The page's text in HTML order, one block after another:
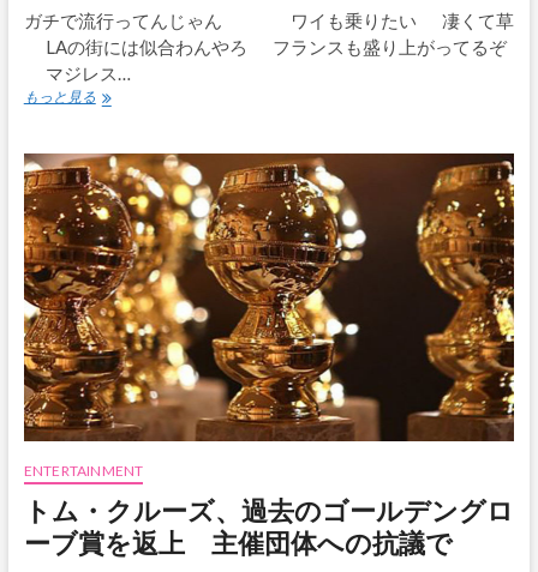
演
決
定
三
船
が
演
じ
た
吉
井
虎
長
役
ガチで流行ってんじゃん ワイも乗りたい 凄くて草
LAの街には似合わんやろ フランスも盛り上がってるぞ
マジレス…
もっと見るロ
ゼ
ル
ス
各
地
で
鬼
滅
の
電
車
が
走
行
中！
ENTERTAINMENT
トム・クルーズ、過去のゴールデングロ
ーブ賞を返上 主催団体への抗議で